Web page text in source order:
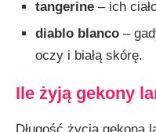
tangerine – ich
diablo blanco –
oczy i białą skórę.
Ile żyją gekony
Długość życia gekona